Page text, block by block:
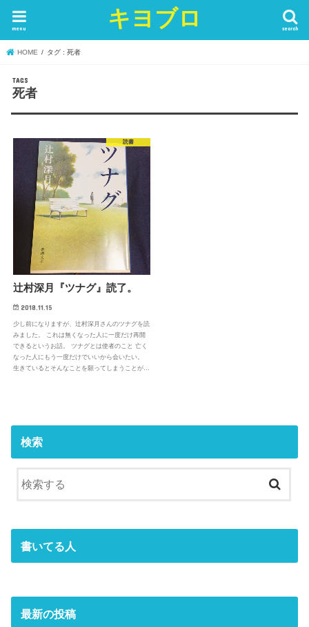
キヨブロ search
menu
HOME タグ : 死者
死者
読書
辻村深月『ツナグ』読了。
2018.11.15
少し前になりますが、辻村深月さんのツナグを読
みました。 これは無くなった人に一度だけ再開
できるというお話。 ツナグとは使者のこと 亡く
なった人にもう一度だけでいいから会いたい。
生きているとそんなことを願ってしまうことが…
検索
書いてる人
最新の投稿